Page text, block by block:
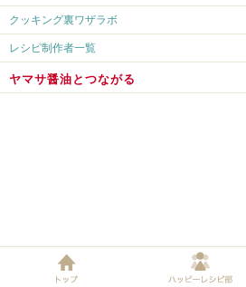
クッキング裏ワザラボ
レシピ制作者一覧
ヤマサ醤油とつながる